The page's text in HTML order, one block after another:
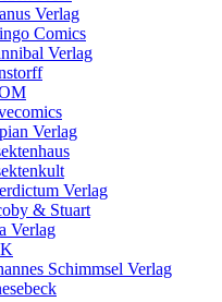
Verlag
Comics
Verlag
Verlag
Verlag
& Stuart
Verlag
Schimmsel Verlag